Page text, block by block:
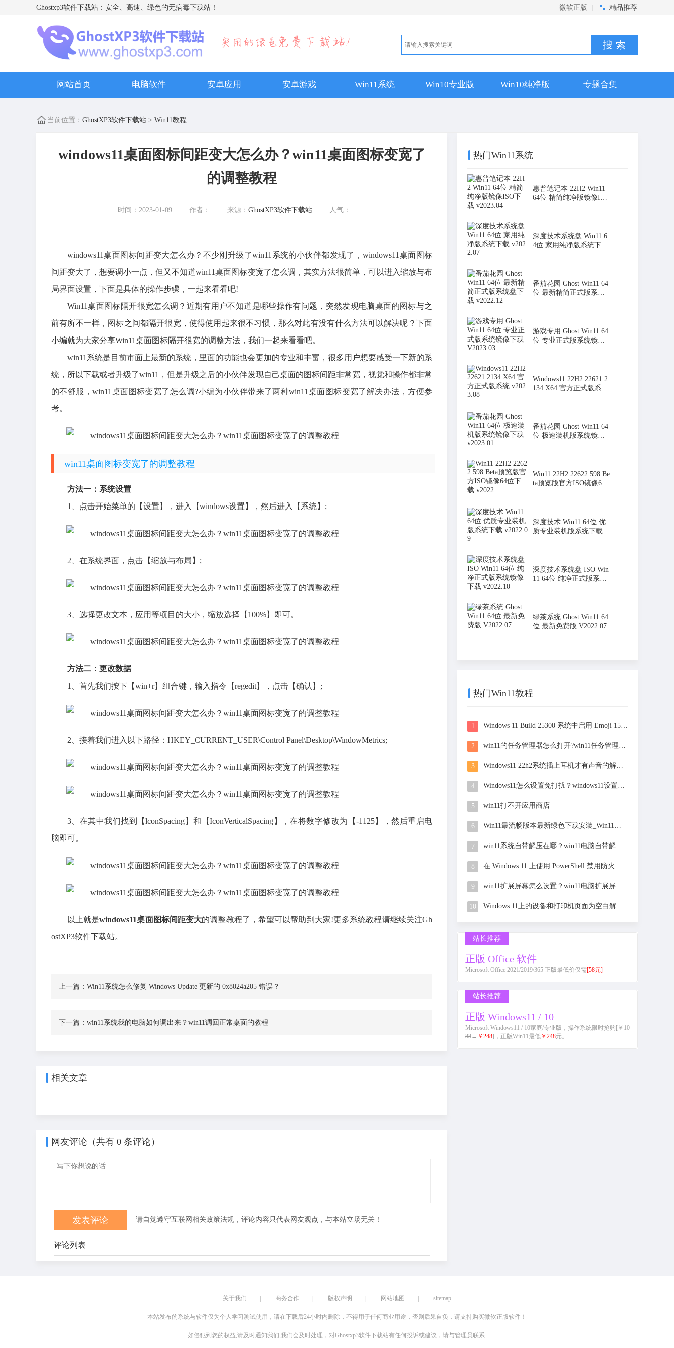
Ghostxp3软件下载站 ：安全、高速、绿色的无病毒下载站！ 微软正版 精品推荐
搜 索
网站首页 电脑软件 安卓应用 安卓游戏 Win11系统 Win10专业版 Win10纯净版 专题合集
当前位置： GhostXP3软件下载站 > Win11教程
windows11桌面图标间距变大怎么办？win11桌面图标变宽了
的调整教程
时间：2023-01-09 作者： 来源： GhostXP3软件下载站 人气：
windows11桌面图标间距变大怎么办？不少刚升级了win11系统的小伙伴都发现了，windows11桌面图标
间距变大了，想要调小一点，但又不知道win11桌面图标变宽了怎么调，其实方法很简单，可以进入缩放与布
局界面设置，下面是具体的操作步骤，一起来看看吧!
Win11桌面图标隔开很宽怎么调？近期有用户不知道是哪些操作有问题，突然发现电脑桌面的图标与之
前有所不一样，图标之间都隔开很宽，使得使用起来很不习惯，那么对此有没有什么方法可以解决呢？下面
小编就为大家分享Win11桌面图标隔开很宽的调整方法，我们一起来看看吧。
win11系统是目前市面上最新的系统，里面的功能也会更加的专业和丰富，很多用户想要感受一下新的系
统，所以下载或者升级了win11，但是升级之后的小伙伴发现自己桌面的图标间距非常宽，视觉和操作都非常
的不舒服，win11桌面图标变宽了怎么调?小编为小伙伴带来了两种win11桌面图标变宽了解决办法，方便参
考。
win11桌面图标变宽了的调整教程
方法一：系统设置
1、点击开始菜单的【设置】，进入【windows设置】，然后进入【系统】;
2、在系统界面，点击【缩放与布局】;
3、选择更改文本，应用等项目的大小，缩放选择【100%】即可。
方法二：更改数据
1、首先我们按下【win+r】组合键，输入指令【regedit】，点击【确认】;
2、接着我们进入以下路径：HKEY_CURRENT_USER\Control Panel\Desktop\WindowMetrics;
3、在其中我们找到【lconSpacing】和【IconVerticalSpacing】，在将数字修改为【-1125】，然后重启电
脑即可。
以上就是windows11桌面图标间距变大的调整教程了，希望可以帮助到大家!更多系统教程请继续关注Gh
ostXP3软件下载站。
上一篇： Win11系统怎么修复 Windows Update 更新的 0x8024a205 错误？
下一篇： win11系统我的电脑如何调出来？win11调回正常桌面的教程
相关文章
网友评论（共有 0 条评论）
请自觉遵守互联网相关政策法规，评论内容只代表网友观点，与本站立场无关！
评论列表
热门Win11系统
惠普笔记本 22H2 Win11
64位 精简纯净版镜像ISO
深度技术系统盘 Win11 6
4位 家用纯净版系统下载
番茄花园 Ghost Win11 64
位 最新精简正式版系统
游戏专用 Ghost Win11 64
位 专业正式版系统镜像
Windows11 22H2 22621.2
134 X64 官方正式版系统
番茄花园 Ghost Win11 64
位 极速装机版系统镜像
Win11 22H2 22622.598 Be
ta预览版官方ISO镜像64
深度技术 Win11 64位 优
质专业装机版系统下载 v
深度技术系统盘 ISO Win
11 64位 纯净正式版系统
绿茶系统 Ghost Win11 64
位 最新免费版 V2022.07
热门Win11教程
1 Windows 11 Build 25300 系统中启用 Emoji 15的方法
2 win11的任务管理器怎么打开?win11任务管理器打开技巧
3 Windows11 22h2系统插上耳机才有声音的解决方法
4 Windows11怎么设置免打扰？windows11设置免打扰详细方法
5 win11打不开应用商店
6 Win11最流畅版本最新绿色下载安装_Win11系统超流畅版最新下载纯净版
7 win11系统自带解压在哪？win11电脑自带解压功能使用教程
8 在 Windows 11 上使用 PowerShell 禁用防火墙方法
9 win11扩展屏幕怎么设置？win11电脑扩展屏幕设置教程
10 Windows 11上的设备和打印机页面为空白解决办法
站长推荐
正版 Office 软件
Microsoft Office 2021/2019/365 正版最低价仅需[58元]
站长推荐
正版 Windows11 / 10
Microsoft Windows11 / 10家庭/专业版，操作系统限时抢购[￥ 10
88→ ￥248]，正版Win11最低 ￥248元。
关于我们 商务合作 版权声明 网站地图 sitemap
本站发布的系统与软件仅为个人学习测试使用，请在下载后24小时内删除，不得用于任何商业用途，否则后果自负，请支持购买微软正版软件！
如侵犯到您的权益,请及时通知我们,我们会及时处理，对Ghostxp3软件下载站有任何投诉或建议，请与管理员联系.